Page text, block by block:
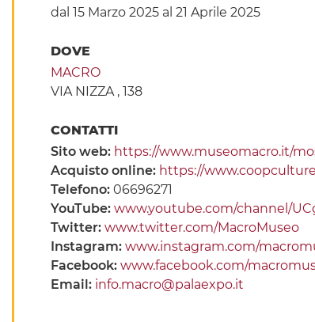
dal 15 Marzo 2025al 21 Aprile 2025
DOVE
MACRO
VIA NIZZA , 138
CONTATTI
Sito web: https://www.museomacro.it/
Acquisto online: https://
Telefono: 06696271
YouTube: www.youtube.com/channel/
Twitter: www.twitter.com/MacroMuseo
Instagram: www.instagram.com/
Facebook: www.facebook.com/
Email: info.macro@palaexpo.it